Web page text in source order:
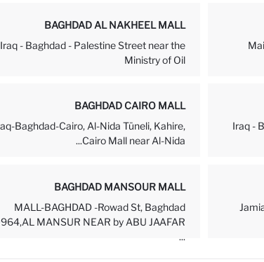
BAGHDAD AL NAKHEEL MALL
Iraq - Baghdad - Palestine Street near the
Ministry of Oil
Iraq -
BAGHDAD CAIRO MALL
Baghdad-Cairo, Al-Nida Tüneli, Kahire,
Cairo Mall near Al-Nida...
BAGHDAD MANSOUR MALL
MALL-BAGHDAD -Rowad St, Baghdad
MANSUR NEAR by ABU JAAFAR
...